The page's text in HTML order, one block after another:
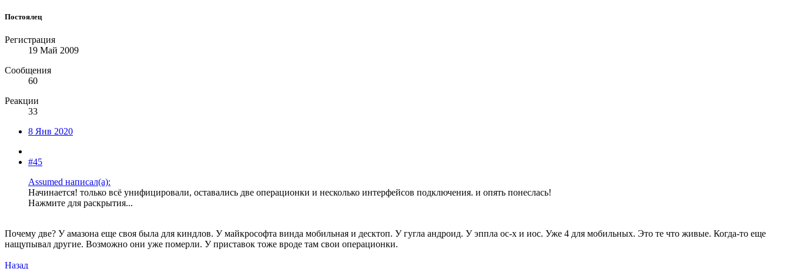
Постоялец
Регистрация
19 Май 2009
Сообщения
60
Реакции
33
8 Янв 2020
#45
Assumed написал(а):
Начинается! только всё унифицировали, оставались две операционки и несколько интерфейсов подключения. и опять понеслась!
Нажмите для раскрытия...
Почему две? У амазона еще своя была для киндлов. У майкрософта винда мобильная и десктоп. У гугла андроид. У эппла ос-х и иос. Уже 4 для мобильных. Это те что живые. Когда-то еще
нащупывал другие. Возможно они уже померли. У приставок тоже вроде там свои операционки.
Назад